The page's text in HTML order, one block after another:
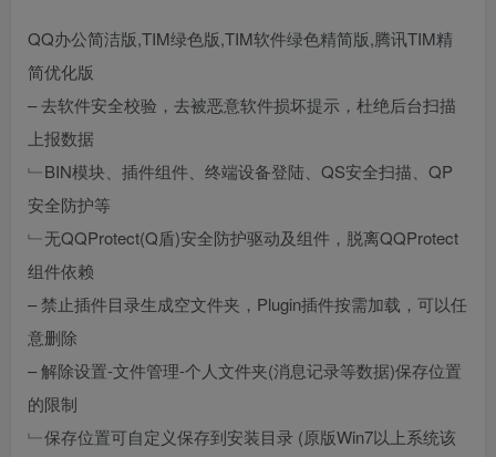
QQ办公简洁版,TIM绿色版,TIM软件绿色精简版,腾讯TIM精
简优化版
– 去软件安全校验，去被恶意软件损坏提示，杜绝后台扫描
上报数据
﹂BIN模块、插件组件、终端设备登陆、QS安全扫描、QP
安全防护等
﹂无QQProtect(Q盾)安全防护驱动及组件，脱离QQProtect
组件依赖
– 禁止插件目录生成空文件夹，Plugin插件按需加载，可以任
意删除
– 解除设置-文件管理-个人文件夹(消息记录等数据)保存位置
的限制
﹂保存位置可自定义保存到安装目录 (原版Win7以上系统该